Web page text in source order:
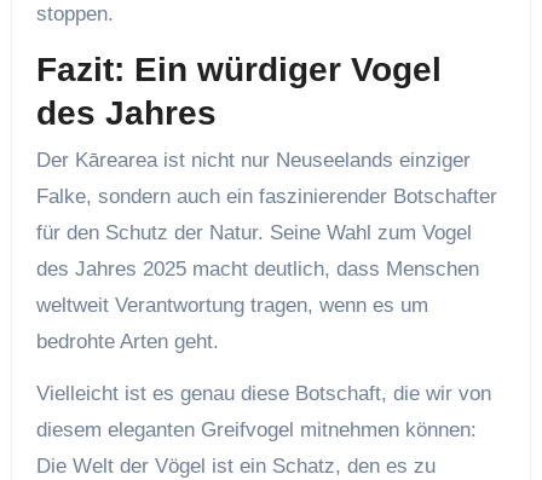
stoppen.
Fazit: Ein würdiger Vogel
des Jahres
Der Kārearea ist nicht nur Neuseelands einziger
Falke, sondern auch ein faszinierender Botschafter
für den Schutz der Natur. Seine Wahl zum Vogel
des Jahres 2025 macht deutlich, dass Menschen
weltweit Verantwortung tragen, wenn es um
bedrohte Arten geht.
Vielleicht ist es genau diese Botschaft, die wir von
diesem eleganten Greifvogel mitnehmen können:
Die Welt der Vögel ist ein Schatz, den es zu